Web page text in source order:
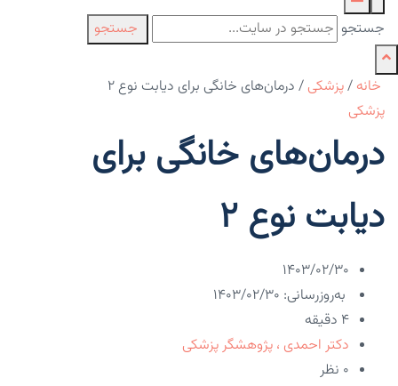
جستجو جستجو
خانه /پزشکی / درمان‌های خانگی برای دیابت نوع ۲
پزشکی
درمان‌های خانگی برای
دیابت نوع ۲
۱۴۰۳/۰۲/۳۰
به‌روزرسانی: ۱۴۰۳/۰۲/۳۰
4 دقیقه
دکتر احمدی ، پژوهشگر پزشکی
۰ نظر